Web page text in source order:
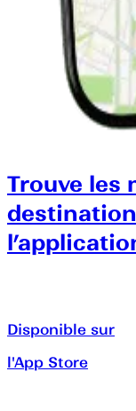
Trouve les
Disponible sur
l'App Store